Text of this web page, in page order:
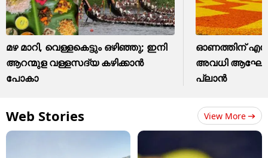
മഴ മാറി, വെള്ളകെട്ടും ഒഴിഞ്ഞു; ഇനി
ആറന്മുള വള്ളസദ്യ കഴിക്കാൻ
പോകാ
ഓണത്തിന്
അവധി
പ്ലാൻ
Web Stories View More